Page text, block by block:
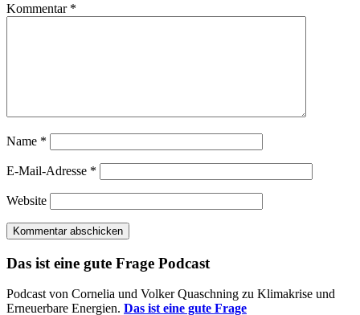
Kommentar *
Name *
E-Mail-Adresse *
Website
Das ist eine gute Frage Podcast
Podcast von Cornelia und Volker Quaschning zu Klimakrise und
Erneuerbare Energien. Das ist eine gute Frage